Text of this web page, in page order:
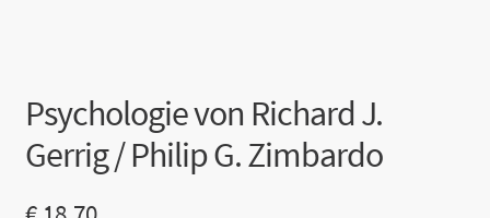
Psychologie von Richard J.
Gerrig / Philip G. Zimbardo